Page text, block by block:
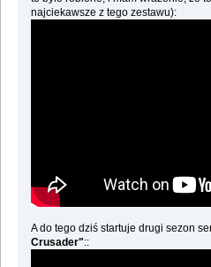
najciekawsze z tego zestawu):
A do tego dziś startuje drugi sezon
Crusader"::